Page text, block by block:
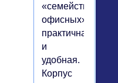
«семейства
офисных»,
практичная
и
удобная.
Корпус